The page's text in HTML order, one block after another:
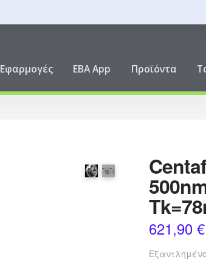
Εφαρμογές EBA App Προϊόντα
621,90€
Εξαντλημένο